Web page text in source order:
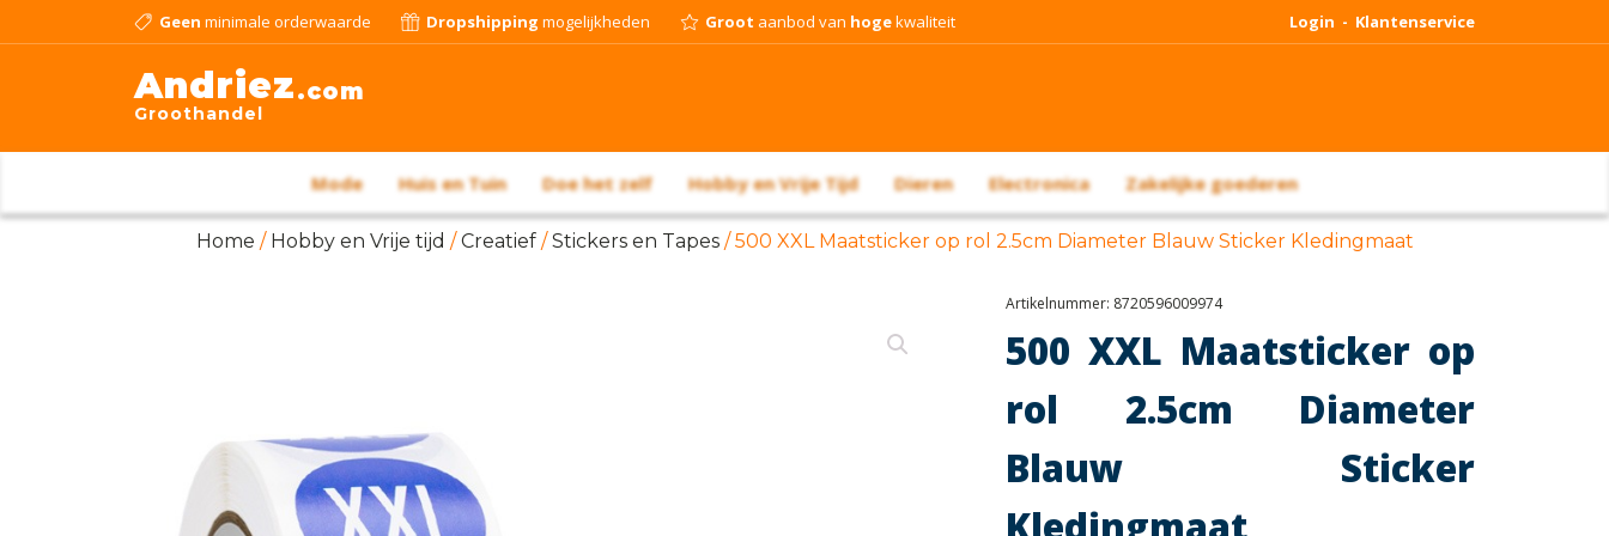
Geen minimale orderwaarde Dropshipping mogelijkheden Groot aanbod van hogekwaliteit Login - Klantenservice
Andriez.com
Groothandel
Mode Huis en Tuin Doe het zelf Hobby en Vrije Tijd Dieren Electronica Zakelijke goederen
Home / Hobby en Vrije tijd /Creatief/Stickers en Tapes/ 500 XXL Maatsticker op rol 2.5cm Diameter Blauw Sticker Kledingmaat
Artikelnummer: 8720596009974
500 XXL Maatsticker op
rol 2.5cm Diameter
Blauw Sticker